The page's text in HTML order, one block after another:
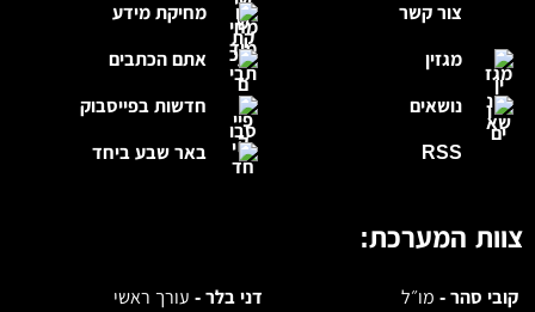
מחיקת מידע
אתם הכתבים
חדשות בפייסבוק
באר שבע ביחד
צור קשר
מגזין
נושאים
RSS
צוות המערכת:
קובי סהר - מו״ל דני בלר -עורך ראשי